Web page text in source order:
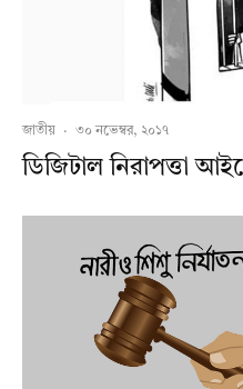
জাতীয় · ৩০ নভেম্বর, ২০১৭
ডিজিটাল নিরাপত্তা